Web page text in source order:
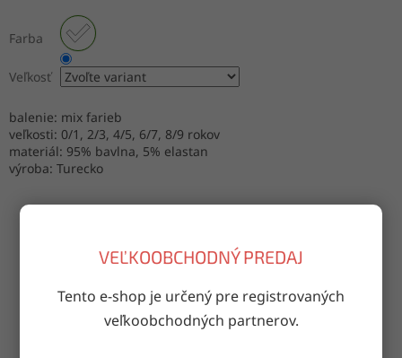
VEĽKOOBCHODNÝ PREDAJ
Tento e-shop je určený pre registrovaných
veľkoobchodných partnerov.
Farba
Veľkosť
balenie: mix farieb
veľkosti: 0/1, 2/3, 4/5, 6/7, 8/9 rokov
materiál: 95% bavlna, 5% elastan
výroba: Turecko
ZDIEĽAŤ
Doručenie do druhého dňa